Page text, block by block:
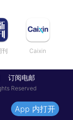
刊 Caixin
订阅电邮
Reserved
App 内打开